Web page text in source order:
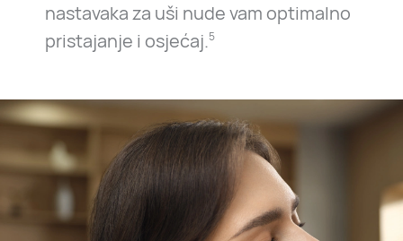
nastavaka za uši nude vam optimalno
pristajanje i osjećaj.5